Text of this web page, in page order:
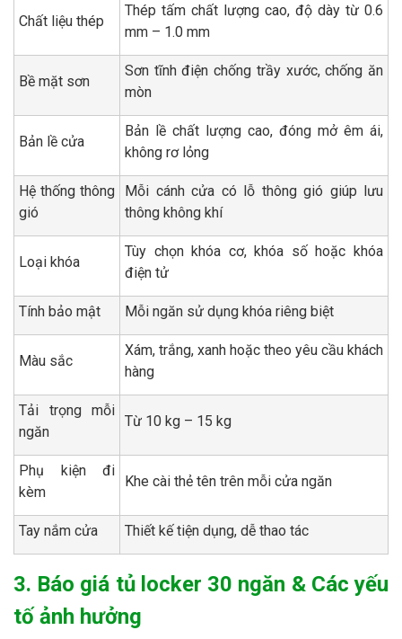
Chất liệu thép
Thép tấm chất lượng cao, độ dày từ 0.6
mm – 1.0 mm
Bề mặt sơn
Sơn tĩnh điện chống trầy xước, chống ăn
mòn
Bản lề cửa
Bản lề chất lượng cao, đóng mở êm ái,
không rơ lỏng
Hệ thống thông
gió
Mỗi cánh cửa có lỗ thông gió giúp lưu
thông không khí
Loại khóa
Tùy chọn khóa cơ, khóa số hoặc khóa
điện tử
Tính bảo mật Mỗi ngăn sử dụng khóa riêng biệt
Màu sắc
Xám, trắng, xanh hoặc theo yêu cầu khách
hàng
Tải trọng mỗi
ngăn
Từ 10 kg – 15 kg
Phụ kiện đi
kèm
Khe cài thẻ tên trên mỗi cửa ngăn
Tay nắm cửa Thiết kế tiện dụng, dễ thao tác
3. Báo giá tủ locker 30 ngăn & Các yếu
tố ảnh hưởng